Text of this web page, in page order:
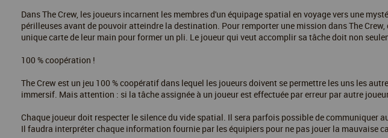
Dans The Crew, les joueurs incarnent les membres d'un équipage spatial en voyage vers une
périlleuses avant de pouvoir atteindre la destination. Pour remporter une mission dans The
unique carte de leur main pour former un pli. Le joueur qui veut accomplir sa tâche doit non
100 % coopération !
The Crew est un jeu 100 % coopératif dans lequel les joueurs doivent se permettre les uns les
immersif. Mais attention : si la tâche assignée à un joueur est effectuée par erreur par autre
Chaque joueur doit respecter le silence du vide spatial. Il sera parfois possible de
Il faudra interpréter chaque information fournie par les équipiers pour ne pas jouer la mauvaise